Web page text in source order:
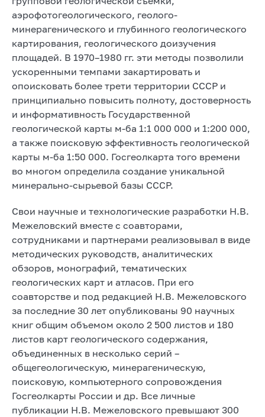
аэрофотогеологического, геолого-
минерагенического и глубинного геологического
картирования, геологического доизучения
площадей. В 1970–1980 гг. эти методы позволили
ускоренными темпами закартировать и
опоисковать более трети территории СССР и
принципиально повысить полноту, достоверность
и информативность Государственной
геологической карты м-ба 1:1 000 000 и 1:200 000,
а также поисковую эффективность геологической
карты м-ба 1:50 000. Госгеолкарта того времени
во многом определила создание уникальной
минерально-сырьевой базы СССР.
Свои научные и технологические разработки Н.В.
Межеловский вместе с соавторами,
сотрудниками и партнерами реализовывал в виде
методических руководств, аналитических
обзоров, монографий, тематических
геологических карт и атласов. При его
соавторстве и под редакцией Н.В. Межеловского
за последние 30 лет опубликованы 90 научных
книг общим объемом около 2 500 листов и 180
листов карт геологического содержания,
объединенных в несколько серий –
общегеологическую, минерагеническую,
поисковую, компьютерного сопровождения
Госгеолкарты России и др. Все личные
публикации Н.В. Межеловского превышают 300